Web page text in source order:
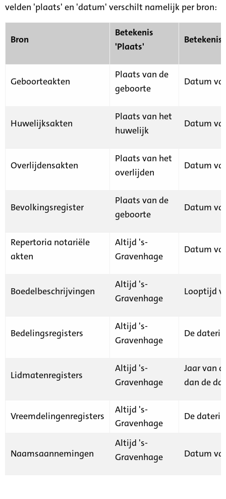
velden 'plaats' en 'datum' verschilt namelijk per bron:
Bron
Betekenis
'Plaats'
Geboorteakten
Plaats van de
geboorte
Datum
Huwelijksakten
Plaats van het
huwelijk
Datum
Overlijdensakten
Plaats van het
overlijden
Datum
Bevolkingsregister
Plaats van de
geboorte
Datum
Repertoria notariële
akten
Altijd 's-
Gravenhage
Datum
Boedelbeschrijvingen
Altijd 's-
Gravenhage
Looptijd
Bedelingsregisters
Altijd 's-
Gravenhage
De
Lidmatenregisters
Altijd 's-
Gravenhage
Jaar van
dan de
Vreemdelingenregisters
Altijd 's-
Gravenhage
De
Naamsaannemingen
Altijd 's-
Gravenhage
Datum